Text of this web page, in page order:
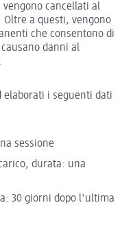
vengono cancellati al
Oltre a questi, vengono
che consentono di
danni al
elaborati i seguenti dati
sessione
durata: una
30 giorni dopo l'ultima